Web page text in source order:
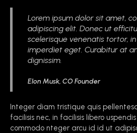
Lorem ipsum dolor sit amet,
adipiscing elit. Donec ut
scelerisque venenatis tortor,
imperdiet eget. Curabitur at
dignissim.
Elon Musk, CO Founder
Integer diam tristique quis
facilisis nec, in facilisis libero
commodo nteger arcu id id ut